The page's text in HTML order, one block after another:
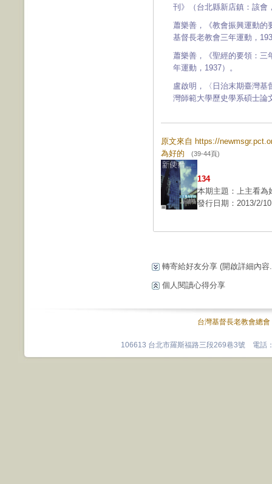
刊》（台北縣新店鎮：該會
蕭樂善，《教會振興運動的
基督長老教會三年運動，
蕭樂善，《聖經的要領：三
年運動，1937）。
盧啟明，〈日治末期臺灣基
灣師範大學歷史學系碩士論
原文來自 https://
為好的 (39-44頁)
134
本期主題：上主看為
發行日期：2013/2/10
轉寄給好友分享 (開啟詳細內容
個人閱讀心得分享
台灣基督長老教會總會
106613 台北市羅斯福路三段269巷3號 電